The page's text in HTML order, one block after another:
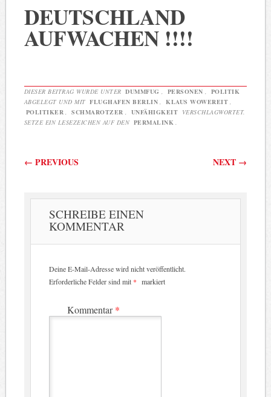
DEUTSCHLAND
AUFWACHEN !!!!
DIESER BEITRAG WURDE UNTER DUMMFUG PERSONEN
POLITIK
ABGELEGT UND MIT FLUGHAFEN BERLIN KLAUS WOWEREIT
POLITIKER
SCHMAROTZER UNFÄHIGKEIT VERSCHLAGWORTET.
SETZE EIN LESEZEICHEN AUF DEN PERMALINK
Beitragsnavigation
← PREVIOUS NEXT →
SCHREIBE EINEN
KOMMENTAR
Deine E-Mail-Adresse wird nicht veröffentlicht.
Erforderliche Felder sind mit * markiert
Kommentar*